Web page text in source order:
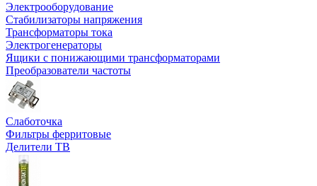
Электрооборудование
Стабилизаторы напряжения
Трансформаторы тока
Электрогенераторы
Ящики с понижающими трансформаторами
Преобразователи частоты
Слаботочка
Фильтры ферритовые
Делители ТВ